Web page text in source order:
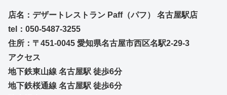
店名：デザートレストラン Paff（パフ） 名古屋駅店
tel：050-5487-3255
住所：〒451-0045 愛知県名古屋市西区名駅2-29-3
アクセス
地下鉄東山線 名古屋駅 徒歩6分
地下鉄桜通線 名古屋駅 徒歩6分